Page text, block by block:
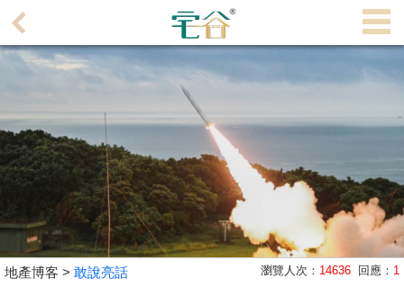
理
搵
樓/
成
業
主
地產博客 > 敢說亮話 瀏覽人次： 14636 回應： 1